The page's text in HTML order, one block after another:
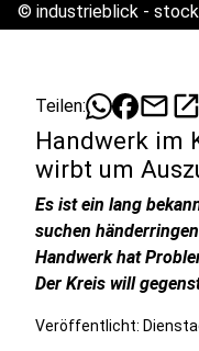
© industrieblick -
Teilen: mailopen_in_new
Handwerk im
wirbt um
Es ist ein lang
suchen
Handwerk hat
Der Kreis will
Veröffentlicht: